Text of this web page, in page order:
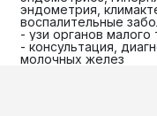
эндометрия,
воспалительные
- узи органов
- консультация,
молочных желез